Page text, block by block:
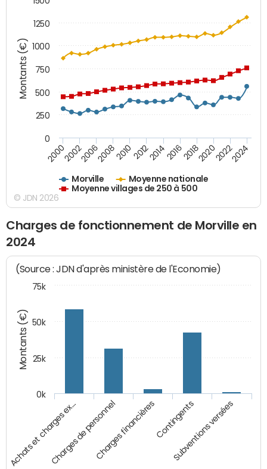
Montants (€)
Morville
Moyenne nationale
Moyenne villages de 250 à 500
200020022006200820102012201420162018202020222024
0
250
500
750
1000
1250
© JDN 2026
Charges de fonctionnement de Morville en
2024
Montants (€)
(Source : JDN d'après ministère de l'Economie)
Achats et charges ex…Charges de personnelCharges financièresContingents
Subventions versées
0k
50k
25k
75k